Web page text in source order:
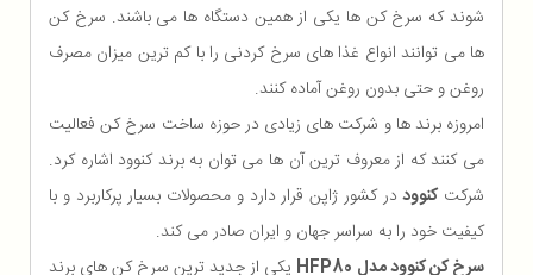
شوند که سرخ کن ها یکی از همین دستگاه ها می باشند. سرخ کن
ها می توانند انواع غذا های سرخ کردنی را با کم ترین میزان مصرف
روغن و حتی بدون روغن آماده کنند.
امروزه برند ها و شرکت های زیادی در حوزه ساخت سرخ کن فعالیت
می کنند که از معروف ترین آن ها می توان به برند کنوود اشاره کرد.
شرکتکنووددر کشور ژاپن قرار دارد و محصولات بسیار پرکاربرد و با
کیفیت خود را به سراسر جهان و ایران صادر می کند.
سرخ کن کنوود مدل HFP80
یکی از جدید ترین سرخ کن های برند